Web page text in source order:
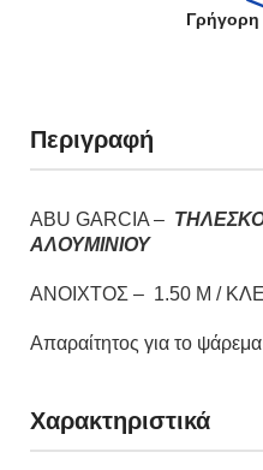
Περιγραφή
ABU GARCIA –
ΑΛΟΥΜΙΝΙΟΥ
ΑΝΟΙΧΤΟΣ – 1.50 Μ /
Απαραίτητος για το
Χαρακτηριστικά